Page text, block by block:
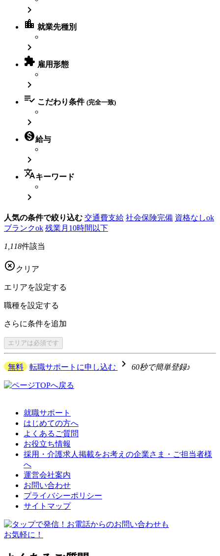

location_city 就業先種別

 雇用形態

 こだわり条件 (完全一致)

給与

translateキーワード

人気の条件で絞り込む 交通費支給 社会保険完備 資格なしok
ブランクok 残業月10時間以下
1,118件該当
 クリア
エリアを設定する
職種を設定する
さらに条件を追加
エリアは必須です
無料 転職サポートに申し込む navigate_next 60秒で簡単登録♪
就職サポート
はじめての方へ
よくあるご質問
お役立ち情報
採用・介護求人掲載をお考えの企業さま・ご担当者様
へ
運営会社案内
お問い合わせ
プライバシーポリシー
サイトマップ